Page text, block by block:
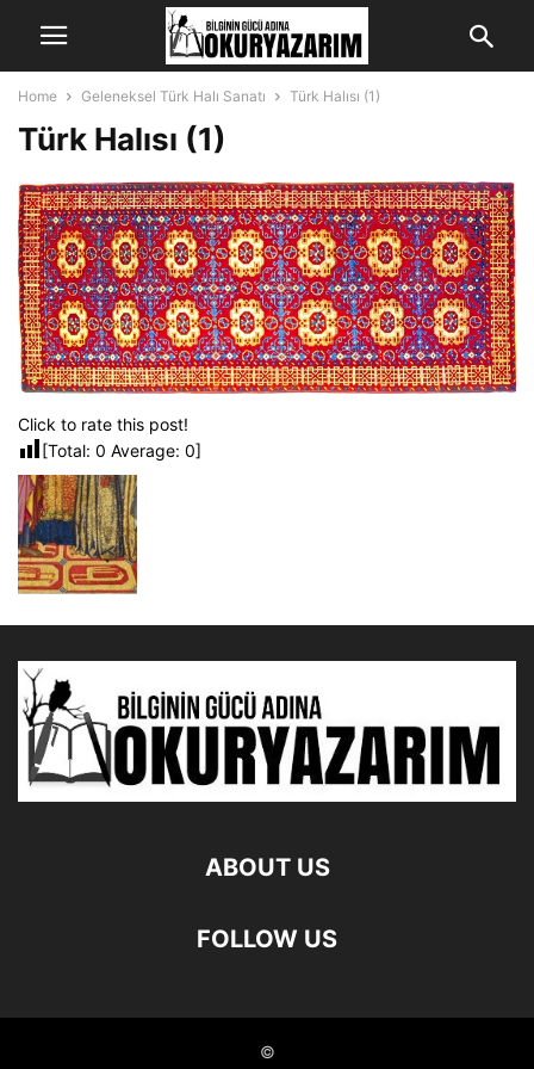
Home Geleneksel Türk Halı Sanatı Türk Halısı (1)
Türk Halısı (1)
Click to rate this post!
[Total: 0 Average: 0]
ABOUT US
FOLLOW US
©